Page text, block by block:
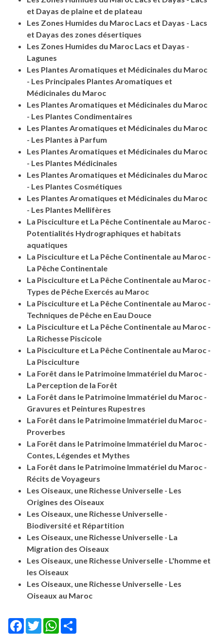
et Dayas de plaine et de plateau
Les Zones Humides du Maroc Lacs et Dayas - Lacs
et Dayas des zones désertiques
Les Zones Humides du Maroc Lacs et Dayas -
Lagunes
Les Plantes Aromatiques et Médicinales du Maroc
- Les Principales Plantes Aromatiques et
Médicinales du Maroc
Les Plantes Aromatiques et Médicinales du Maroc
- Les Plantes Condimentaires
Les Plantes Aromatiques et Médicinales du Maroc
- Les Plantes à Parfum
Les Plantes Aromatiques et Médicinales du Maroc
- Les Plantes Médicinales
Les Plantes Aromatiques et Médicinales du Maroc
- Les Plantes Cosmétiques
Les Plantes Aromatiques et Médicinales du Maroc
- Les Plantes Mellifères
La Pisciculture et La Pêche Continentale au Maroc -
Potentialités Hydrographiques et habitats
aquatiques
La Pisciculture et La Pêche Continentale au Maroc -
La Pêche Continentale
La Pisciculture et La Pêche Continentale au Maroc -
Types de Pêche Exercés au Maroc
La Pisciculture et La Pêche Continentale au Maroc -
Techniques de Pêche en Eau Douce
La Pisciculture et La Pêche Continentale au Maroc -
La Richesse Piscicole
La Pisciculture et La Pêche Continentale au Maroc -
La Pisciculture
La Forêt dans le Patrimoine Immatériel du Maroc -
La Perception de la Forêt
La Forêt dans le Patrimoine Immatériel du Maroc -
Gravures et Peintures Rupestres
La Forêt dans le Patrimoine Immatériel du Maroc -
Proverbes
La Forêt dans le Patrimoine Immatériel du Maroc -
Contes, Légendes et Mythes
La Forêt dans le Patrimoine Immatériel du Maroc -
Récits de Voyageurs
Les Oiseaux, une Richesse Universelle - Les
Origines des Oiseaux
Les Oiseaux, une Richesse Universelle -
Biodiversité et Répartition
Les Oiseaux, une Richesse Universelle - La
Migration des Oiseaux
Les Oiseaux, une Richesse Universelle - L'homme et
les Oiseaux
Les Oiseaux, une Richesse Universelle - Les
Oiseaux au Maroc
Facebook
TwitterWhatsApp